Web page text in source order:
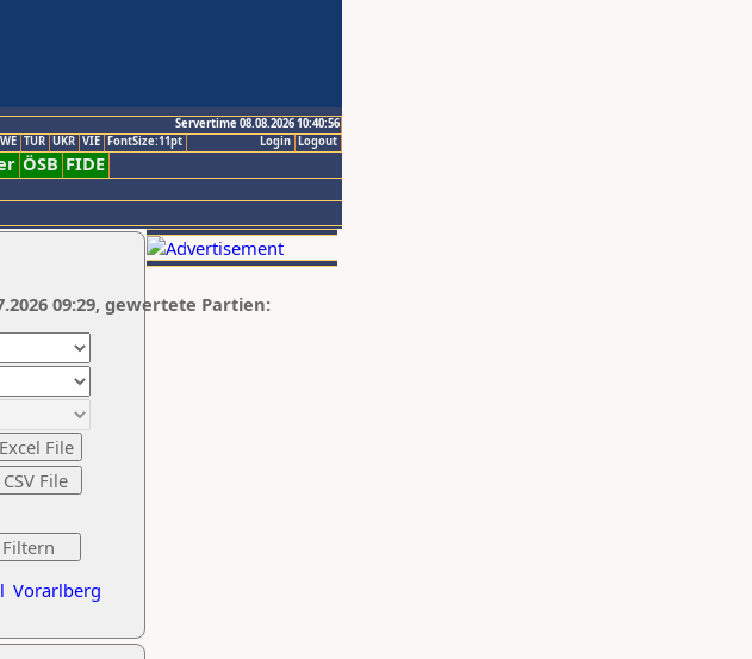
Servertime 08.08.2026 10:40:56
Logout
Login
TUR UKR VIE FontSize:11pt
ÖSB FIDE
Vorarlberg
09:29, gewertete Partien: